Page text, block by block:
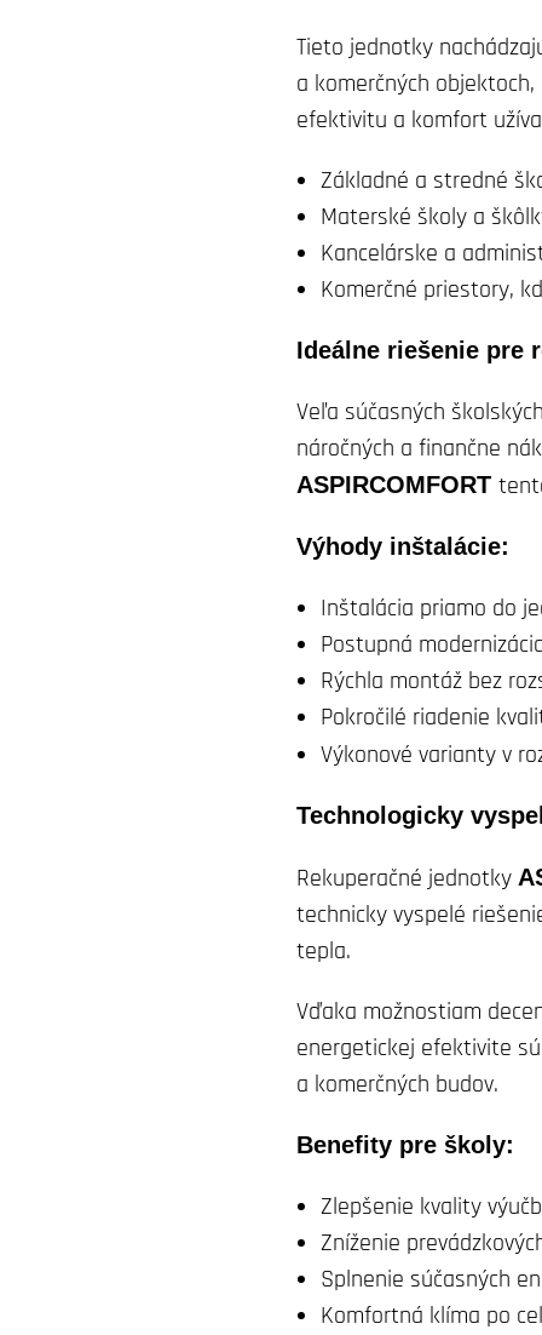
Tieto jednotky
a komerčných
efektivitu a komfort
Základné a stredné
Materské školy a
Kancelárske a
Komerčné priestory,
Ideálne riešenie pre
Veľa súčasných
náročných a finančne
ASPIRCOMFORT
Výhody inštalácie:
Inštalácia priamo do
Postupná
Rýchla montáž bez
Pokročilé riadenie
Výkonové varianty v
Technologicky
Rekuperačné jednotky
technicky vyspelé
tepla.
Vďaka možnostiam
energetickej efektivite
a komerčných budov.
Benefity pre školy:
Zlepšenie kvality
Zníženie
Splnenie súčasných
Komfortná klíma po